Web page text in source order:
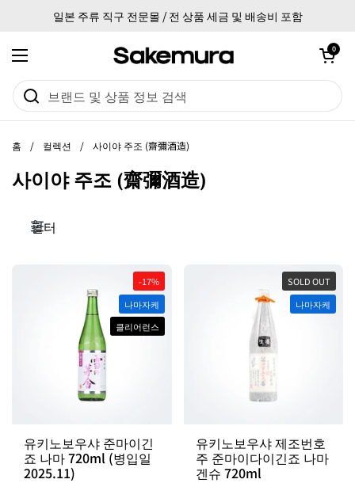
일본 주류 직구 전문몰 / 전 상품 세금 및 배송비 포함
메뉴 열기
카트 열기
0
홈 / 컬렉션 / 사이야 주조 (齋彌酒造)
사이야 주조 (齋彌酒造)
필터
유키노보우샤 준마이긴
죠 나마 720ml (병입일
2025.11)
-17%
나마자케
클리어런스
유키노보우샤 제조번호
주 준마이다이긴죠 나마
겐슈 720ml
SOLD OUT
나마자케